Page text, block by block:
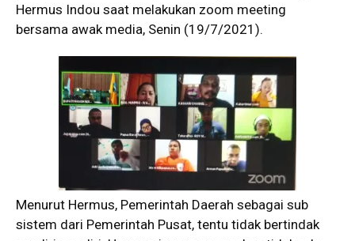
Hermus Indou saat melakukan zoom meeting
bersama awak media, Senin (19/7/2021).
Menurut Hermus, Pemerintah Daerah sebagai sub
sistem dari Pemerintah Pusat, tentu tidak bertindak